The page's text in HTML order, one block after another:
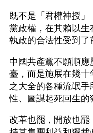
既不是「君權神授
黨政權，在其賴以
執政的合法性受到了
中國共產黨不願順
臺，而是施展在幾
之大全的各種流氓
性、圖謀起死回生的
改革也罷，開放也罷